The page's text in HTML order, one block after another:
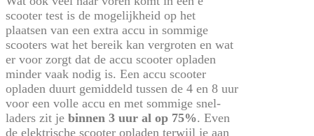
scooter test is de mogelijkheid op het
plaatsen van een extra accu in sommige
scooters wat het bereik kan vergroten en wat
er voor zorgt dat de accu scooter opladen
minder vaak nodig is. Een accu scooter
opladen duurt gemiddeld tussen de 4 en 8 uur
voor een volle accu en met sommige snel-
laders zit je binnen 3 uur al op 75%. Even
de elektrische scooter opladen terwijl je aan